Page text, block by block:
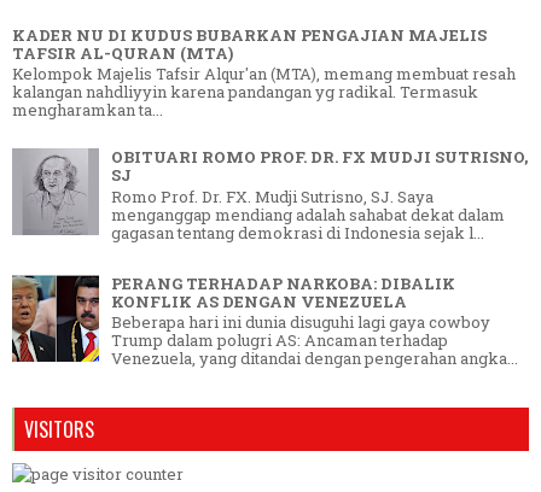
KADER NU DI KUDUS BUBARKAN PENGAJIAN MAJELIS
TAFSIR AL-QURAN (MTA)
Kelompok Majelis Tafsir Alqur'an (MTA), memang membuat resah
kalangan nahdliyyin karena pandangan yg radikal. Termasuk
mengharamkan ta...
OBITUARI ROMO PROF. DR. FX MUDJI SUTRISNO,
SJ
Romo Prof. Dr. FX. Mudji Sutrisno, SJ. Saya
menganggap mendiang adalah sahabat dekat dalam
gagasan tentang demokrasi di Indonesia sejak l...
PERANG TERHADAP NARKOBA: DIBALIK
KONFLIK AS DENGAN VENEZUELA
Beberapa hari ini dunia disuguhi lagi gaya cowboy
Trump dalam polugri AS: Ancaman terhadap
Venezuela, yang ditandai dengan pengerahan angka...
VISITORS